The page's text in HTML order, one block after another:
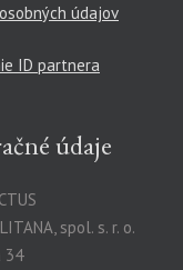
údajov
ID partnera
údaje
spol. s. r. o.
34